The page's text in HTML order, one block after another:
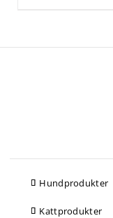
Hundprodukter
Kattprodukter